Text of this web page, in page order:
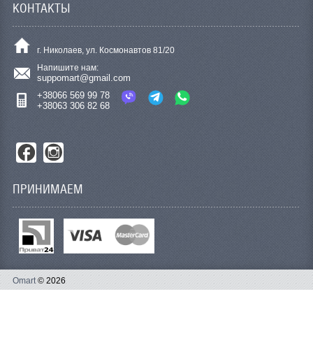
КОНТАКТЫ
г. Николаев, ул. Космонавтов 81/20
Напишите нам:
suppomart@gmail.com
+38066 569 99 78
+38063 306 82 68
ПРИНИМАЕМ
Omart© 2026